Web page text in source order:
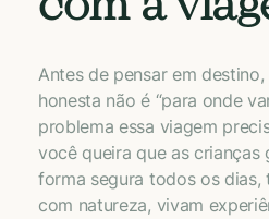
Antes de pensar em
honesta não é “para onde
problema essa viagem
você queira que as crianças
forma segura todos os dias,
com natureza, vivam